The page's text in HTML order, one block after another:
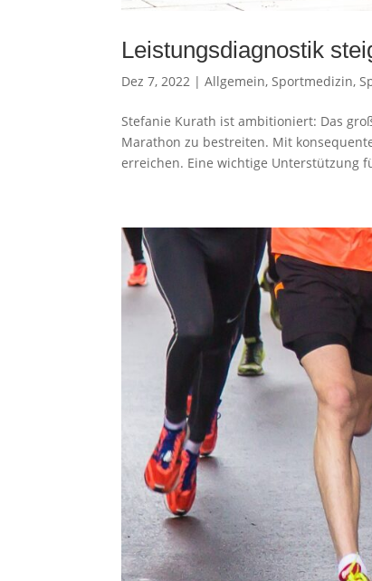
Leistungsdiagnostik
Dez 7, 2022 |Allgemein,Sportmedizin,
Stefanie Kurath ist ambitioniert: Das
Marathon zu bestreiten. Mit
erreichen. Eine wichtige Unterstützung